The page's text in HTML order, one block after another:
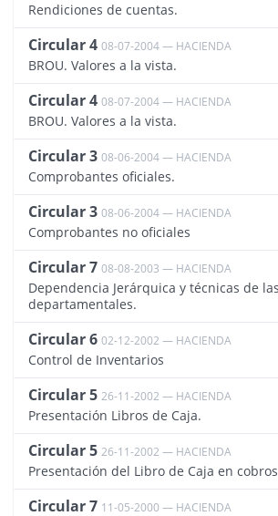
Rendiciones de cuentas.
Circular 4 08-07-2004 — HACIENDA
BROU. Valores a la vista.
Circular 4 08-07-2004 — HACIENDA
BROU. Valores a la vista.
Circular 3 08-06-2004 — HACIENDA
Comprobantes oficiales.
Circular 3 08-06-2004 — HACIENDA
Comprobantes no oficiales
Circular 7 08-08-2003 — HACIENDA
Dependencia Jerárquica y técnicas de
departamentales.
Circular 6 02-12-2002 — HACIENDA
Control de Inventarios
Circular 5 26-11-2002 — HACIENDA
Presentación Libros de Caja.
Circular 5 26-11-2002 — HACIENDA
Presentación del Libro de Caja en cobros
Circular 7 11-05-2000 — HACIENDA